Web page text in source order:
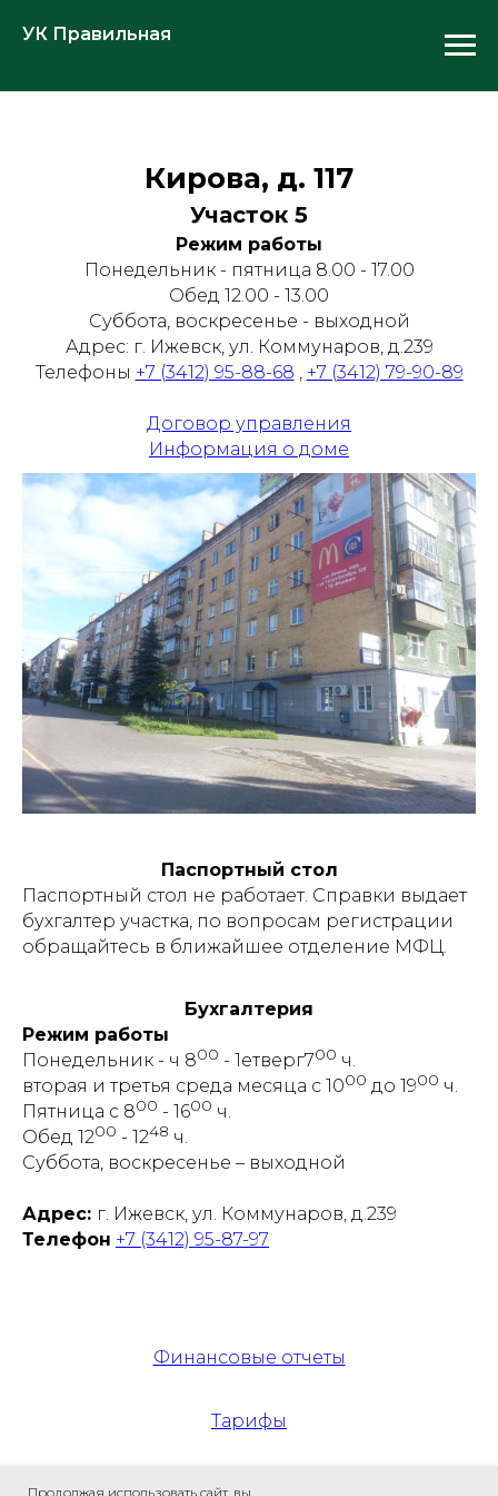
УК Правильная
Кирова, д. 117
Участок 5
Режим работы
Понедельник - пятница 8.00 - 17.00
Обед 12.00 - 13.00
Суббота, воскресенье - выходной
Адрес: г. Ижевск, ул. Коммунаров, д.239
Телефоны +7 (3412) 95-88-68 , +7 (3412) 79-90-89
Договор управления
Информация о доме
Паспортный стол
Паспортный стол не работает. Справки выдает
бухгалтер участка, по вопросам регистрации
обращайтесь в ближайшее отделение МФЦ.
Бухгалтерия
Режим работы
Понедельник - ч 800 - 1етверг700 ч.
вторая и третья среда месяца с 1000 до 1900 ч.
Пятница с 800 - 1600 ч.
Обед 1200 - 1248 ч.
Суббота, воскресенье – выходной
Адрес: г. Ижевск, ул. Коммунаров, д.239
Телефон +7 (3412) 95-87-97
Финансовые отчеты
Тарифы
Ответы на вопросы
Продолжая использовать сайт, вы